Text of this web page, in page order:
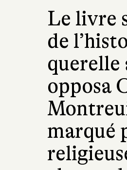
Le livre
de
opposa
marqué